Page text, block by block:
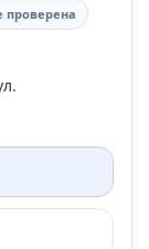
проверена